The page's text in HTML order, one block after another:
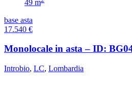
49 m
base asta
17.540 €
Monolocale in asta – ID:
Introbio, LC, Lombardia